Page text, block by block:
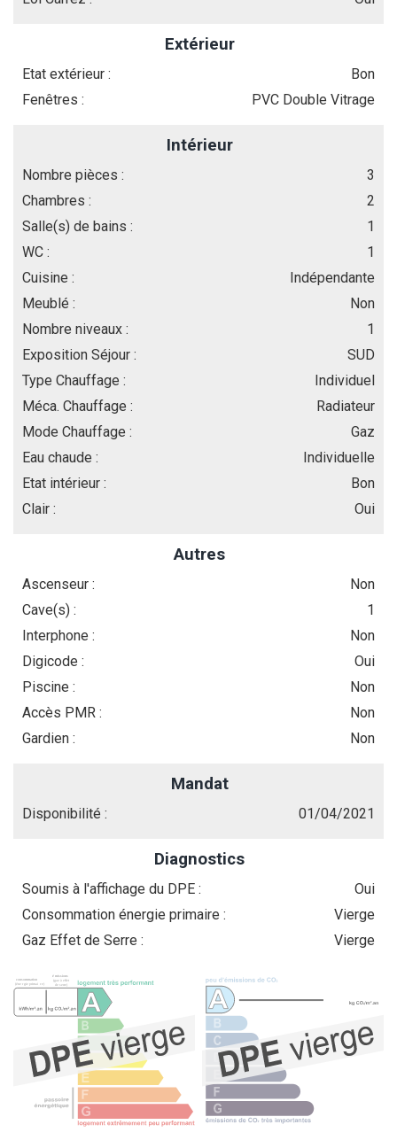
Extérieur
Etat extérieur :
Bon
Fenêtres :
PVC Double Vitrage
Intérieur
Nombre pièces :
3
Chambres :
2
Salle(s) de bains :
1
WC :
1
Cuisine :
Indépendante
Meublé :
Non
Nombre niveaux :
1
Exposition Séjour :
SUD
Type Chauffage :
Individuel
Méca. Chauffage :
Radiateur
Mode Chauffage :
Gaz
Eau chaude :
Individuelle
Etat intérieur :
Bon
Clair :
Oui
Autres
Ascenseur :
Non
Cave(s) :
1
Interphone :
Non
Digicode :
Oui
Piscine :
Non
Accès PMR :
Non
Gardien :
Non
Mandat
Disponibilité : 01/04/2021
Diagnostics
Soumis à l'affichage du DPE :
Oui
Consommation énergie primaire :
Vierge
Gaz Effet de Serre :
Vierge